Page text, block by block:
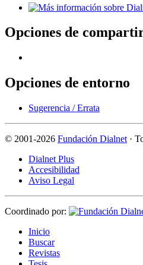
Opciones de
Opciones de entorno
Sugerencia / Errata
© 2001-2026 Fundación Dialnet ·
Dialnet Plus
Accesibilidad
Aviso Legal
Coordinado por:
Inicio
Buscar
Revistas